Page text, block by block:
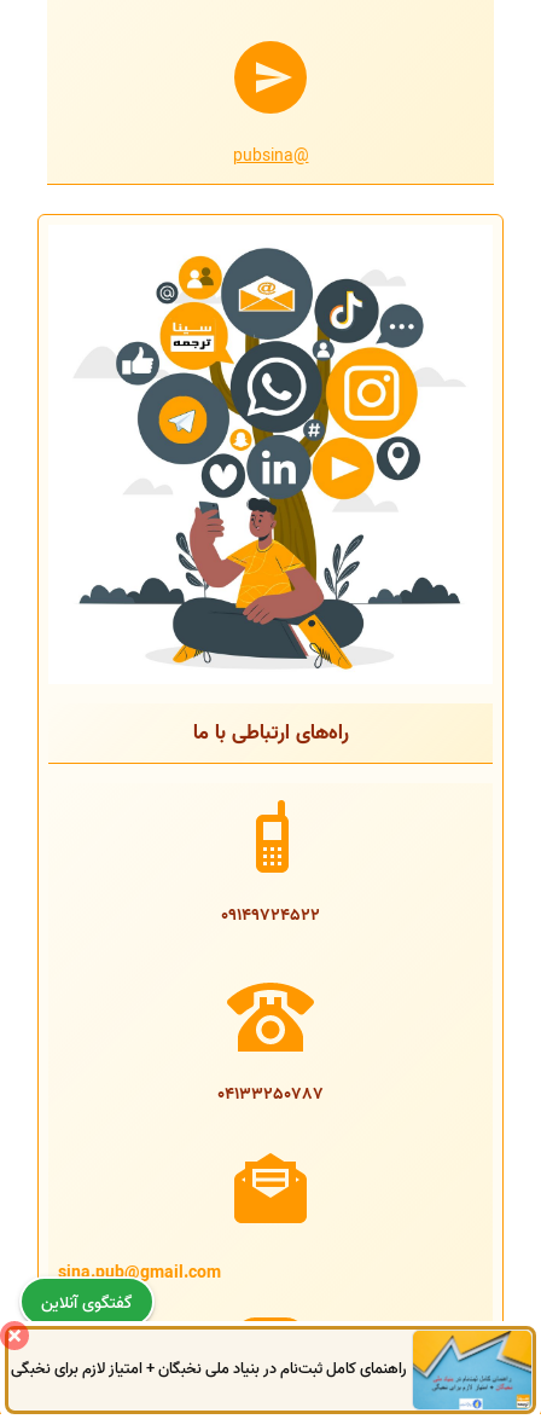
@pubsina
راه‌های ارتباطی با ما
09149724522
04133250787
sina.pub@gmail.com
04133250787
09149724522
راهنمای کامل ثبت‌نام در بنیاد ملی نخبگان + امتیاز لازم برای نخبگی
گفتگوی آنلاین